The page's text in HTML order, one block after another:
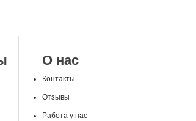
О нас
Контакты
Отзывы
Работа у нас